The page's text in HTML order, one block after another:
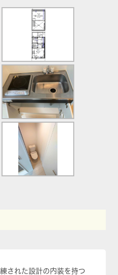
された設計の内装を持つ